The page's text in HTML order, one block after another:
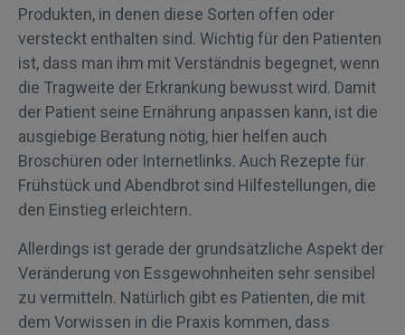
Produkten, in denen diese Sorten offen oder
versteckt enthalten sind. Wichtig für den Patienten
ist, dass man ihm mit Verständnis begegnet, wenn
die Tragweite der Erkrankung bewusst wird. Damit
der Patient seine Ernährung anpassen kann, ist die
ausgiebige Beratung nötig, hier helfen auch
Broschüren oder Internetlinks. Auch Rezepte für
Frühstück und Abendbrot sind Hilfestellungen, die
den Einstieg erleichtern.
Allerdings ist gerade der grundsätzliche Aspekt der
Veränderung von Essgewohnheiten sehr sensibel
zu vermitteln. Natürlich gibt es Patienten, die mit
dem Vorwissen in die Praxis kommen, dass